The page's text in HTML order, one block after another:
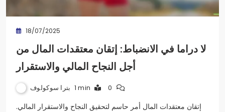
18/07/2025
لا دراما في الانضباط: إتقان معتقدات المال من
أجل النجاح المالي والاستقرار
بترا سوكولوف 1 min 0
إتقان معتقدات المال أمر حاسم لتحقيق النجاح والاستقرار المالي.